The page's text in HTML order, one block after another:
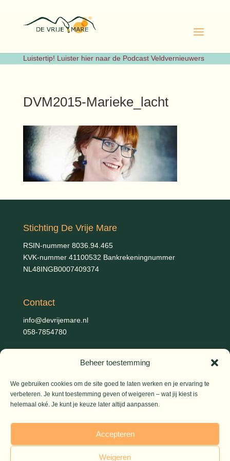
Beheer toestemming
We gebruiken cookies om de site goed te laten werken en je ervaring te
verbeteren. Je kunt toestemming geven of weigeren – wat jij kiest is
helemaal oké. Je kunt je keuze later altijd aanpassen.
Accepteren
Weigeren
Luistertip! Luister hier naar de Podcast Veldvernieuwers
DVM2015-Marieke_lacht
Stichting De Vrije Mare
RSIN-nummer 8036.94.465
KVK-nummer 41100532 Bankrekeningnummer
NL48INGB0007409374
Contact
info@devrijemare.nl
058-7854780
Gerold Febis, Johanna Koelman, Ronald de Jong,Aart
Blom (artikelen), Iris Planting (Marieke)